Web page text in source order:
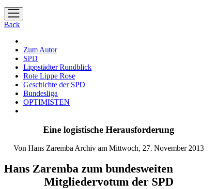
Menü
öffnen
Back
Zum Autor
SPD
Lippstädter Rundblick
Rote Lippe Rose
Geschichte der SPD
Bundesliga
OPTIMISTEN
Eine logistische Herausforderung
Von Hans Zaremba Archiv am Mittwoch, 27. November 2013
Hans Zaremba zum bundesweiten
Mitgliedervotum der SPD